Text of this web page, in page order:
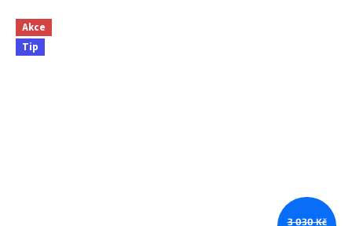
Akce
Tip
3 030 Kč